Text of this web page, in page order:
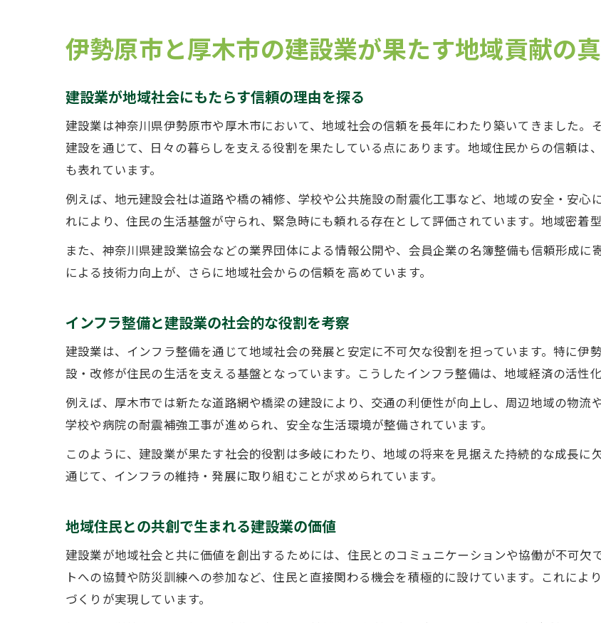
地域密着型の建設業が神奈川県で担う役割
神奈川県建設業協会と地域支援の実態に迫
会員名簿から見る建設業の地域連携の広がり
防災対応における建設業の実践的な貢献
建設業が担う地域インフラの防災強化策
信頼される建設業を見極める地域貢献の観点から
建設業の信頼性を左右する地域貢献のポイ
会員名簿や協会情報で分かる建設業の実力
地域評価が高い建設業の特徴を徹底比較
地域社会から選ばれる建設業の判断基準
建設業の評判と実績を見極める重要な視点
建設業界の最新動向と協会による地域支援活動
会員名簿から読み解く建設業界の新たな潮
地域と建設業界を結ぶ最新の協力体制とは
伊勢原市と厚木市の建設業が果たす地域貢献の
建設業が地域社会にもたらす信頼の理由を探る
建設業は神奈川県伊勢原市や厚木市において、地域社会の信頼を長年にわたり築いてきました
建設を通じて、日々の暮らしを支える役割を果たしている点にあります。地域住民からの信頼は
も表れています。
例えば、地元建設会社は道路や橋の補修、学校や公共施設の耐震化工事など、地域の安全・安心
れにより、住民の生活基盤が守られ、緊急時にも頼れる存在として評価されています。地域密着
また、神奈川県建設業協会などの業界団体による情報公開や、会員企業の名簿整備も信頼形成
による技術力向上が、さらに地域社会からの信頼を高めています。
インフラ整備と建設業の社会的な役割を考察
建設業は、インフラ整備を通じて地域社会の発展と安定に不可欠な役割を担っています。特に伊
設・改修が住民の生活を支える基盤となっています。こうしたインフラ整備は、地域経済の活性
例えば、厚木市では新たな道路網や橋梁の建設により、交通の利便性が向上し、周辺地域の物流
学校や病院の耐震補強工事が進められ、安全な生活環境が整備されています。
このように、建設業が果たす社会的役割は多岐にわたり、地域の将来を見据えた持続的な成長
通じて、インフラの維持・発展に取り組むことが求められています。
地域住民との共創で生まれる建設業の価値
建設業が地域社会と共に価値を創出するためには、住民とのコミュニケーションや協働が不可欠
トへの協賛や防災訓練への参加など、住民と直接関わる機会を積極的に設けています。これに
づくりが実現しています。